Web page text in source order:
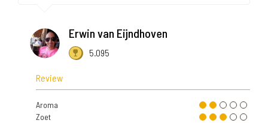
Erwin van Eijndhoven
5.095
Review
Aroma
Zoet